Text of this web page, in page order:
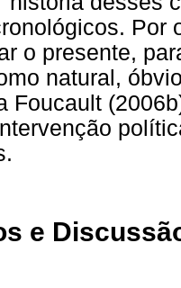
Por
o presente,
natural,
Foucault
e